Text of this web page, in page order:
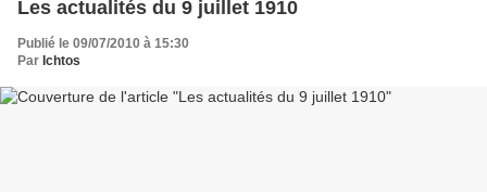
Les actualités du 9 juillet 1910
Publié le 09/07/2010 à 15:30
Par Ichtos